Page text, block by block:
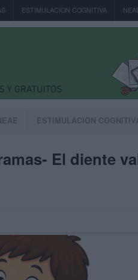
ESTIMULACION COGNITIVA
ESTIMULACION
El diente